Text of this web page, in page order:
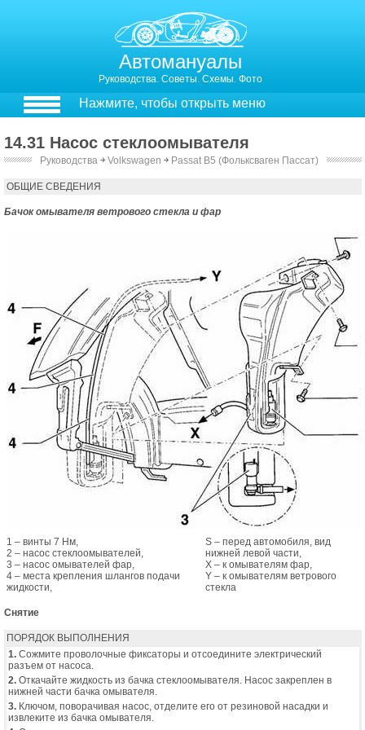
Автомануалы
Руководства. Советы. Схемы. Фото
Нажмите, чтобы открыть меню
14.31 Насос стеклоомывателя
Руководства ￫ Volkswagen ￫ Passat B5 (Фольксваген Пассат)
ОБЩИЕ СВЕДЕНИЯ
Бачок омывателя ветрового стекла и фар
1 – винты 7 Нм,
2 – насос стеклоомывателей,
3 – насос омывателей фар,
4 – места крепления шлангов подачи
жидкости,
S – перед автомобиля, вид
нижней левой части,
Х – к омывателям фар,
Y – к омывателям ветрового
стекла
Снятие
ПОРЯДОК ВЫПОЛНЕНИЯ
1. Сожмите проволочные фиксаторы и отсоедините электрический
разъем от насоса.
2. Откачайте жидкость из бачка стеклоомывателя. Насос закреплен в
нижней части бачка омывателя.
3. Ключом, поворачивая насос, отделите его от резиновой насадки и
извлеките из бачка омывателя.